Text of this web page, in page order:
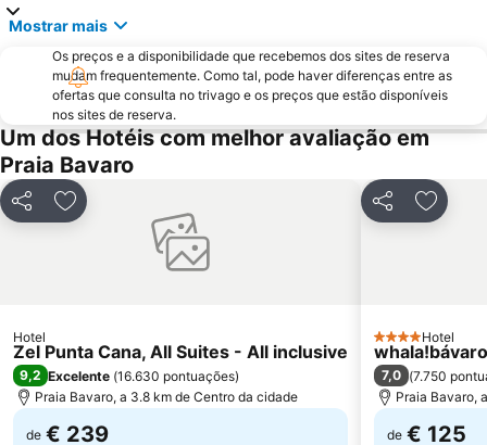
Mostrar mais
Os preços e a disponibilidade que recebemos dos sites de reserva
mudam frequentemente. Como tal, pode haver diferenças entre as
ofertas que consulta no trivago e os preços que estão disponíveis
nos sites de reserva.
Um dos Hotéis com melhor avaliação em
Praia Bavaro
PartilharAdicionar aos favoritos
Hotel
Zel Punta Cana, All Suites - All inclusive
9,2 Excelente (16.630 pontuações)
Praia Bavaro, a 3.8 km de Centro da cidade
de € 239
Partilhar
4 Estrelas
Hotel
whala!bávaro
7,0 (7.750
Praia Bavaro,
de € 125